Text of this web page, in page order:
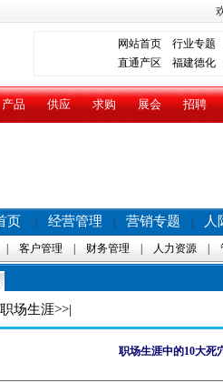
网站首页 行业专题
直通产区 福建德化
产品 供应 求购 展会 招聘
页 经营管理 营销专题 人
客户管理 财务管理 人力资源
职场生涯>>|
职场生涯中的10大死